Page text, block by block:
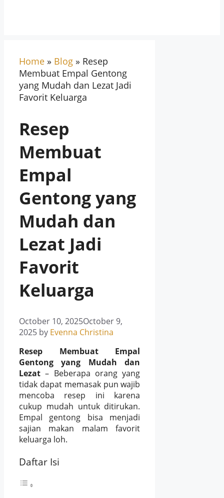
Home » Blog » Resep
Membuat Empal Gentong
yang Mudah dan Lezat Jadi
Favorit Keluarga
Resep
Membuat
Empal
Gentong yang
Mudah dan
Lezat Jadi
Favorit
Keluarga
October 10, 2025October 9,
2025 by Evenna Christina
Resep Membuat Empal
Gentong yang Mudah dan
Lezat – Beberapa orang yang
tidak dapat memasak pun wajib
mencoba resep ini karena
cukup mudah untuk ditirukan.
Empal gentong bisa menjadi
sajian makan malam favorit
keluarga loh.
Daftar Isi